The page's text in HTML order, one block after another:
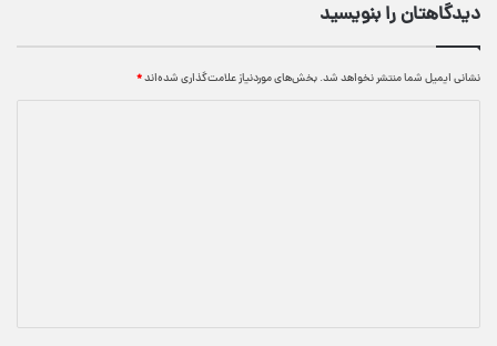
دیدگاهتان را بنویسید
نشانی ایمیل شما منتشر نخواهد شد.بخش‌های موردنیاز علامت‌گذاری شده‌اند*